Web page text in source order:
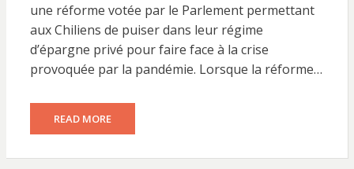
une réforme votée par le Parlement permettant
aux Chiliens de puiser dans leur régime
d’épargne privé pour faire face à la crise
provoquée par la pandémie. Lorsque la réforme…
READ MORE